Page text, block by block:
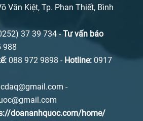
Văn Kiệt, Tp. Phan Thiết, Bình
37 39 734 -Tư vấn báo
988
088 972 9898 - Hotline: 0917
-
doananhquoc.com/home/